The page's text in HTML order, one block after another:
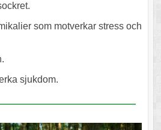
som motverkar stress och
sjukdom.